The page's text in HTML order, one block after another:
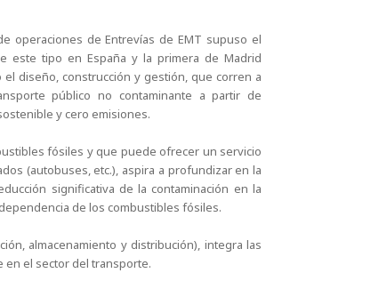
operaciones de Entrevías de EMT supuso el
este tipo en España y la primera de Madrid
diseño, construcción y gestión, que corren a
público no contaminante a partir de
y cero emisiones.
fósiles y que puede ofrecer un servicio
(autobuses, etc.), aspira a profundizar en la
significativa de la contaminación en la
de los combustibles fósiles.
almacenamiento y distribución), integra las
en el sector del transporte.